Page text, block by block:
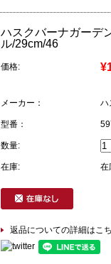
ハスクバーナガーデ
ル/29cm/46
価格:
メーカー： ハ
型番：
数量:
在庫: 在
返品についての詳細はこ